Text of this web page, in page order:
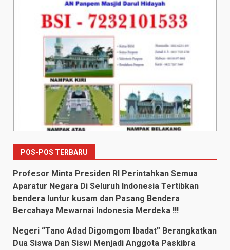
POS-POS TERBARU
Profesor Minta Presiden RI Perintahkan Semua
Aparatur Negara Di Seluruh Indonesia Tertibkan
bendera luntur kusam dan Pasang Bendera
Bercahaya Mewarnai Indonesia Merdeka !!!
Negeri “Tano Adad Digomgom Ibadat” Berangkatkan
Dua Siswa Dan Siswi Menjadi Anggota Paskibra